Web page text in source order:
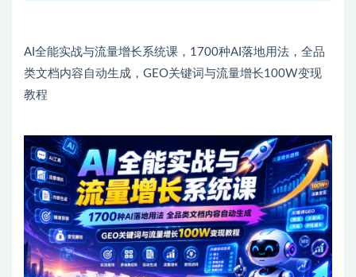
AI全能实战与流量增长系统课，1700种AI落地用法，全品
类文档内容自动生成，GEO关键词与流量增长100W变现
教程